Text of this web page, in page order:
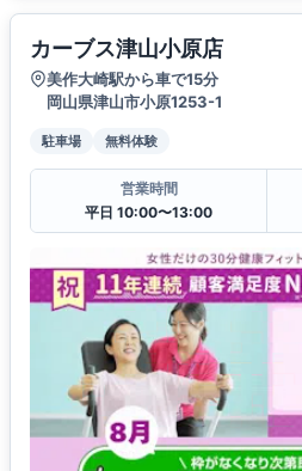
カーブス津山小原店
美作大崎駅から車で15分
岡山県津山市小原1253-1
駐車場 無料体験
営業時間
平日 10:00〜13:00